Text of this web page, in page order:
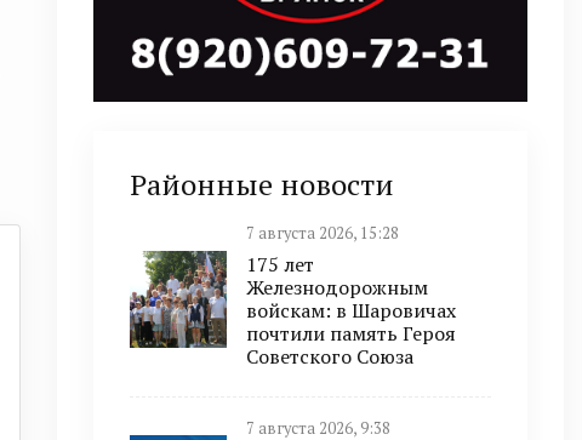
Районные новости
7 августа 2026, 15:28
175 лет
Железнодорожным
войскам: в Шаровичах
почтили память Героя
Советского Союза
7 августа 2026, 9:38